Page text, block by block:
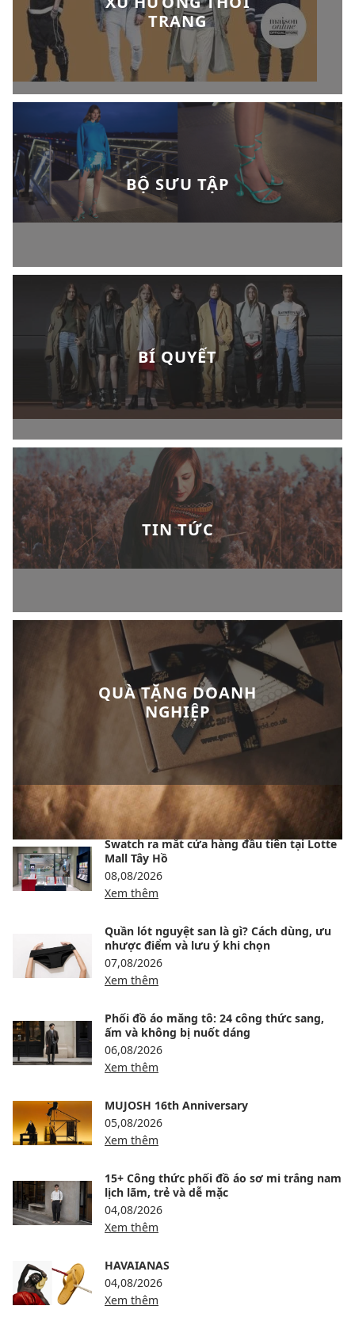
TRANG
BỘ SƯU TẬP
BÍ QUYẾT
TIN TỨC
QUÀ TẶNG DOANH
NGHIỆP
BÀI VIẾT NỔI BẬT
Swatch ra mắt cửa hàng đầu tiên tại Lotte
Mall Tây Hồ
08,08/2026
Xem thêm
Quần lót nguyệt san là gì? Cách dùng, ưu
nhược điểm và lưu ý khi chọn
07,08/2026
Xem thêm
Phối đồ áo măng tô: 24 công thức sang,
ấm và không bị nuốt dáng
06,08/2026
Xem thêm
MUJOSH 16th Anniversary
05,08/2026
Xem thêm
15+ Công thức phối đồ áo sơ mi trắng nam
lịch lãm, trẻ và dễ mặc
04,08/2026
Xem thêm
HAVAIANAS
04,08/2026
Xem thêm